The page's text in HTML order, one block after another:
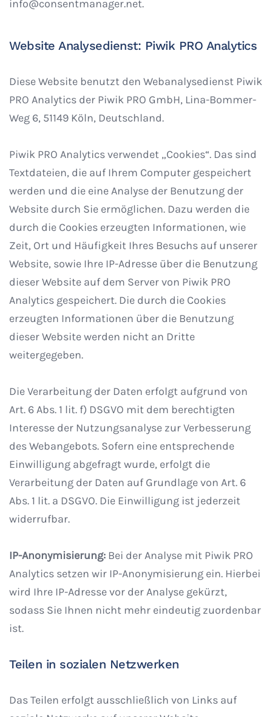
info@consentmanager.net.
Website Analysedienst: Piwik PRO Analytics
Diese Website benutzt den Webanalysedienst Piwik
PRO Analytics der Piwik PRO GmbH, Lina-Bommer-
Weg 6, 51149 Köln, Deutschland.
Piwik PRO Analytics verwendet „Cookies“. Das sind
Textdateien, die auf Ihrem Computer gespeichert
werden und die eine Analyse der Benutzung der
Website durch Sie ermöglichen. Dazu werden die
durch die Cookies erzeugten Informationen, wie
Zeit, Ort und Häufigkeit Ihres Besuchs auf unserer
Website, sowie Ihre IP-Adresse über die Benutzung
dieser Website auf dem Server von Piwik PRO
Analytics gespeichert. Die durch die Cookies
erzeugten Informationen über die Benutzung
dieser Website werden nicht an Dritte
weitergegeben.
Die Verarbeitung der Daten erfolgt aufgrund von
Art. 6 Abs. 1 lit. f) DSGVO mit dem berechtigten
Interesse der Nutzungsanalyse zur Verbesserung
des Webangebots. Sofern eine entsprechende
Einwilligung abgefragt wurde, erfolgt die
Verarbeitung der Daten auf Grundlage von Art. 6
Abs. 1 lit. a DSGVO. Die Einwilligung ist jederzeit
widerrufbar.
IP-Anonymisierung: Bei der Analyse mit Piwik PRO
Analytics setzen wir IP-Anonymisierung ein. Hierbei
wird Ihre IP-Adresse vor der Analyse gekürzt,
sodass Sie Ihnen nicht mehr eindeutig zuordenbar
ist.
Teilen in sozialen Netzwerken
Das Teilen erfolgt ausschließlich von Links auf